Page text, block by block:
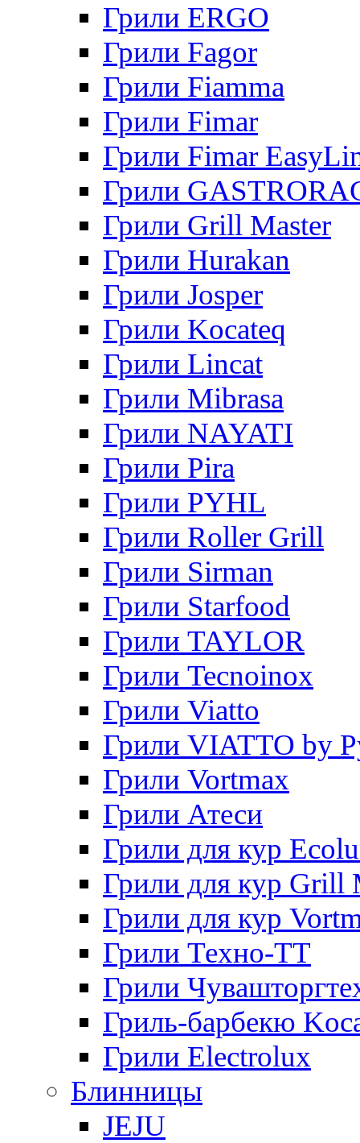
Грили ERGO
Грили Fagor
Грили Fiamma
Грили Fimar
Грили Fimar
Грили
Грили Grill Master
Грили Hurakan
Грили Josper
Грили Kocateq
Грили Lincat
Грили Mibrasa
Грили NAYATI
Грили Pira
Грили PYHL
Грили Roller Grill
Грили Sirman
Грили Starfood
Грили TAYLOR
Грили Tecnoinox
Грили Viatto
Грили VIATTO by
Грили Vortmax
Грили Атеси
Грили для кур
Грили для кур Grill
Грили для кур
Грили Техно-ТТ
Грили
Гриль-барбекю
Грили Electrolux
Блинницы
JEJU